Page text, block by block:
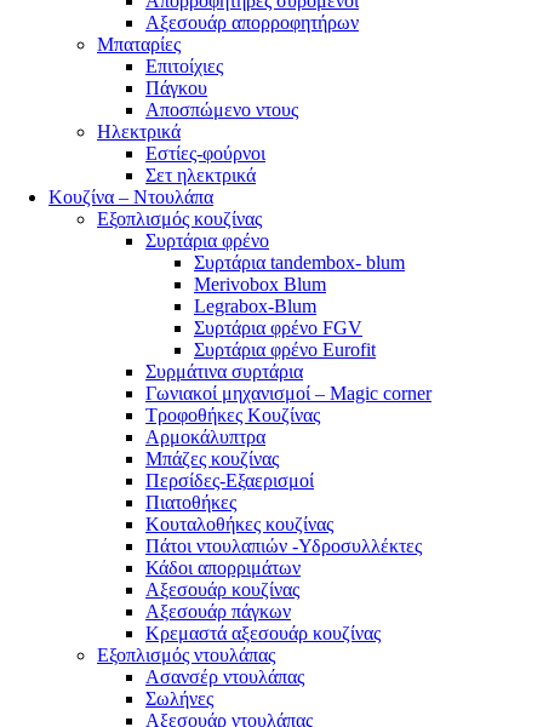
Αξεσουάρ απορροφητήρων
Μπαταρίες
Επιτοίχιες
Πάγκου
Αποσπώμενο ντους
Ηλεκτρικά
Εστίες-φούρνοι
Σετ ηλεκτρικά
Κουζίνα – Ντουλάπα
Εξοπλισμός κουζίνας
Συρτάρια φρένο
Συρτάρια tandembox- blum
Merivobox Blum
Legrabox-Blum
Συρτάρια φρένο FGV
Συρτάρια φρένο Eurofit
Συρμάτινα συρτάρια
Γωνιακοί μηχανισμοί – Magic corner
Τροφοθήκες Κουζίνας
Αρμοκάλυπτρα
Μπάζες κουζίνας
Περσίδες-Εξαερισμοί
Πιατοθήκες
Κουταλοθήκες κουζίνας
Πάτοι ντουλαπιών -Υδροσυλλέκτες
Κάδοι απορριμάτων
Αξεσουάρ κουζίνας
Αξεσουάρ πάγκων
Κρεμαστά αξεσουάρ κουζίνας
Εξοπλισμός ντουλάπας
Ασανσέρ ντουλάπας
Σωλήνες
Αξεσουάρ ντουλάπας